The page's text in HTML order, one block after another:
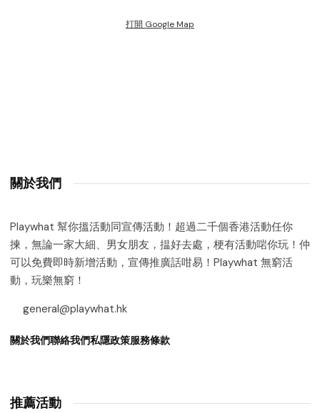
打開 Google Map
關於我們
Playwhat 幫你搵活動同宣傳活動！超過二千個香港活動任你
揀，無論一家大細、男女朋友，揾好去處，梗有活動啱你玩！仲
可以免費即時新增活動，宣傳推廣話咁易！Playwhat 無窮活
動，玩樂無窮！
general@playwhat.hk
關於我們聯絡我們私隱政策服務條款
推薦活動